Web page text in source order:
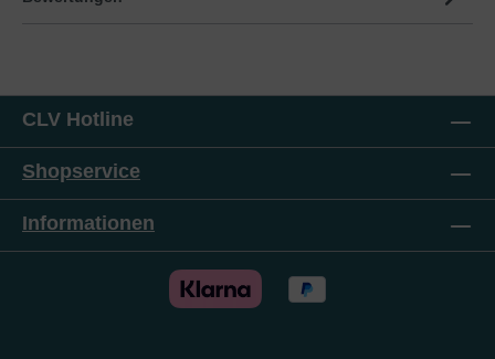
CLV Hotline
Shopservice
Informationen